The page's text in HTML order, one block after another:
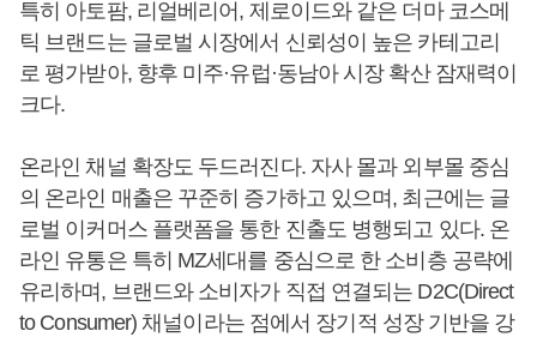
특히 아토팜, 리얼베리어, 제로이드와 같은 더마 코스메
틱 브랜드는 글로벌 시장에서 신뢰성이 높은 카테고리
로 평가받아, 향후 미주·유럽·동남아 시장 확산 잠재력이
크다.
온라인 채널 확장도 두드러진다. 자사 몰과 외부몰 중심
의 온라인 매출은 꾸준히 증가하고 있으며, 최근에는 글
로벌 이커머스 플랫폼을 통한 진출도 병행되고 있다. 온
라인 유통은 특히 MZ세대를 중심으로 한 소비층 공략에
유리하며, 브랜드와 소비자가 직접 연결되는 D2C(Direct
to Consumer) 채널이라는 점에서 장기적 성장 기반을 강